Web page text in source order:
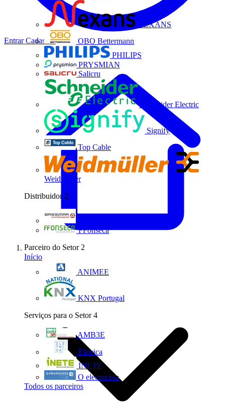
NEXANS
OBO Bettermann
PHILIPS
PRYSMIAN
Salicru
Schneider Electric
Signify
Top Cable
Weidmüller
Distribuidor 2
FFonseca
Parceiro do Setor 2
ANIMEE
KNX Portugal
Serviços para o Setor 4
AMB3E
Eletrica
INETE
O electricista
Todos os parceiros
EntrarCadastrar
Início